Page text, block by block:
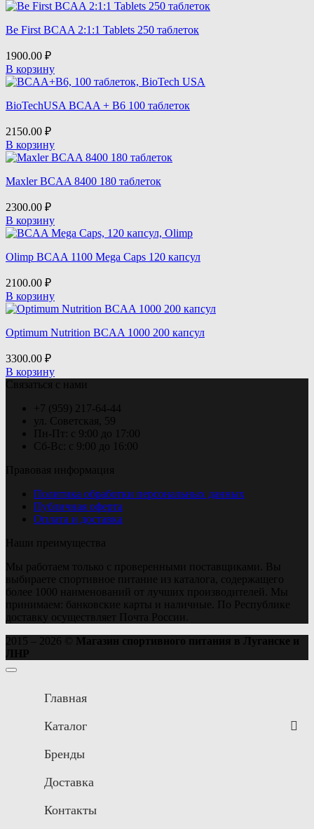
Be First BCAA 2:1:1 Tablets 250 таблеток
1900.00 ₽
В корзину
BioTechUSA BCAA + B6 100 таблеток
2150.00 ₽
В корзину
Maxler BCAA 8400 180 таблеток
2300.00 ₽
В корзину
Olimp BCAA 1100 Mega Caps 120 капсул
2100.00 ₽
В корзину
Optimum Nutrition BCAA 1000 200 капсул
3300.00 ₽
В корзину
Связаться с нами
+7 (959) 217-64-44
ул. Советская, 59
Пн-Пт: с 9:00 до 17:00
Сб-Вс: с 9:00 до 16:00
Правовая информация
Политика обработки персональных данных
Публичная оферта
Оплата и доставка
Наши преимущества
Мы работаем только с проверенными поставщиками. Вы
выбираете спортивное питание из каталога, содержащего
более 1000 наименований от лучших производителей. Мы
принимаем: банковские карты и наличные. По Республике
доставку осуществляет Почта России.
2015 – 2026 ©
Магазин спортивного питания в Луганске и
ЛНР
Главная
Каталог
Бренды
Доставка
Контакты